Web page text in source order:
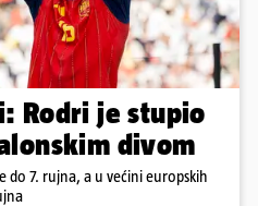
Rodri je stupio
divom
do 7. rujna, a u većini europskih